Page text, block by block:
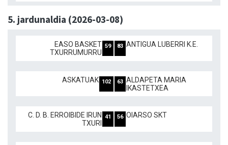
5. jardunaldia (2026-03-08)
EASO BASKET
TXURRUMURRU
59 83 ANTIGUA LUBERRI K.E.
ASKATUAK 102 63 ALDAPETA MARIA
IKASTETXEA
C. D. B. ERROIBIDE IRUN
TXURI
41 56 OIARSO SKT